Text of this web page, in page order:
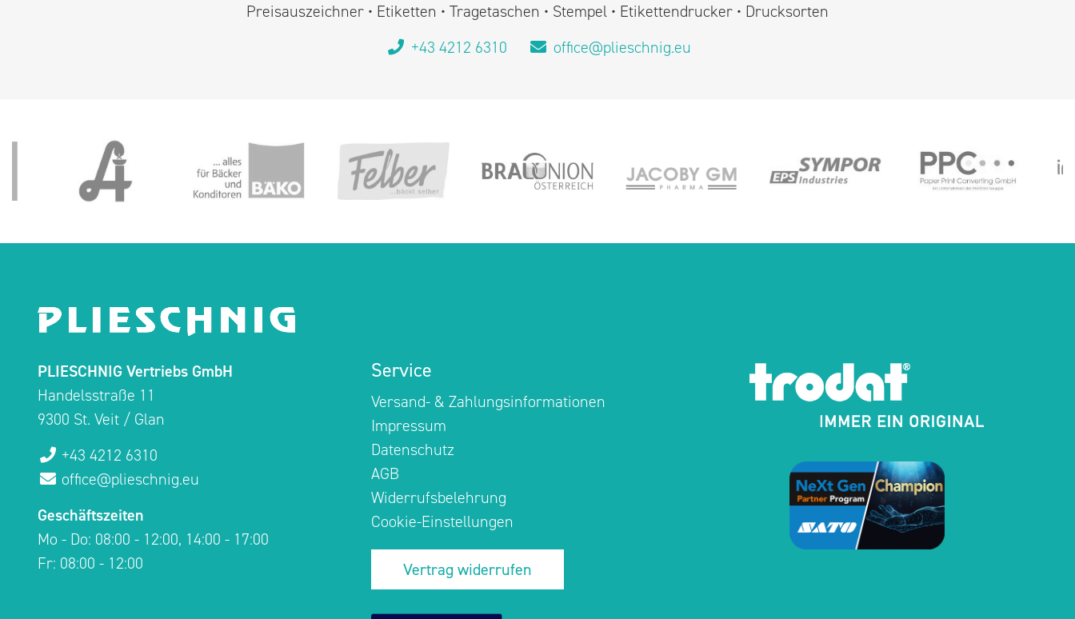
Preisauszeichner • Etiketten • Tragetaschen • Stempel • Etikettendrucker • Drucksorten
+43 4212 6310
office@plieschnig.eu
PLIESCHNIG Vertriebs GmbH
Handelsstraße 11
9300 St. Veit / Glan
+43 4212 6310
office@plieschnig.eu
Geschäftszeiten
Mo - Do: 08:00 - 12:00, 14:00 - 17:00
Fr: 08:00 - 12:00
Service
Versand- & Zahlungsinformationen
Impressum
Datenschutz
AGB
Widerrufsbelehrung
Cookie-Einstellungen
Vertrag widerrufen